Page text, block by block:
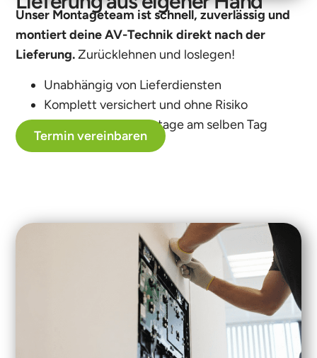
Unser Montageteam ist schnell, zuverlässig und
montiert deine AV-Technik direkt nach der
Lieferung.Zurücklehnen und loslegen!
Unabhängig von Lieferdiensten
Komplett versichert und ohne Risiko
Installation und Montage am selben Tag
Termin vereinbaren